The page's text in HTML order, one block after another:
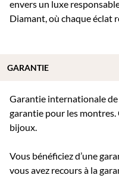
envers un luxe
Diamant, où chaque éclat
Garantie internationale de
garantie pour les
bijoux.
Vous bénéficiez d’une
vous avez recours à la
GARANTIE